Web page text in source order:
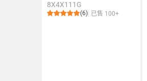
8X4X111G
(6) 已售 100+